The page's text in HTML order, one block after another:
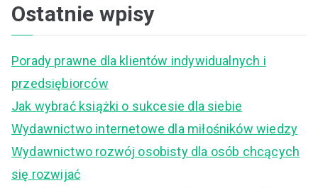
Ostatnie wpisy
Porady prawne dla klientów indywidualnych i
przedsiębiorców
Jak wybrać książki o sukcesie dla siebie
Wydawnictwo internetowe dla miłośników wiedzy
Wydawnictwo rozwój osobisty dla osób chcących
się rozwijać